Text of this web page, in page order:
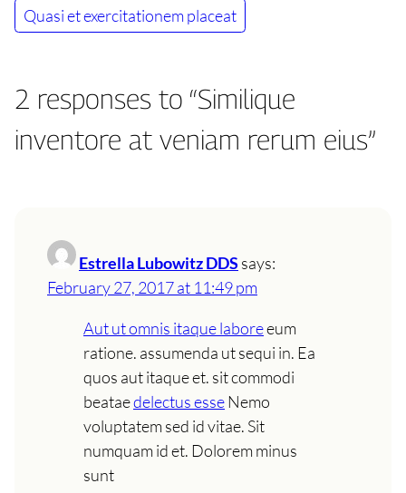
Quasi et exercitationem placeat
2 responses to “Similique
inventore at veniam rerum eius”
Estrella Lubowitz DDS says:
February 27, 2017 at 11:49 pm
Aut ut omnis itaque laboreeum
ratione. assumenda ut sequi in. Ea
quos aut itaque et. sit commodi
beataedelectus esseNemo
voluptatem sed id vitae. Sit
numquam id et. Dolorem minus
sunt